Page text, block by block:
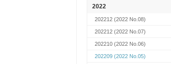
2022
202212 (2022 No.08)
202212 (2022 No.07)
202210 (2022 No.06)
202209 (2022 No.05)